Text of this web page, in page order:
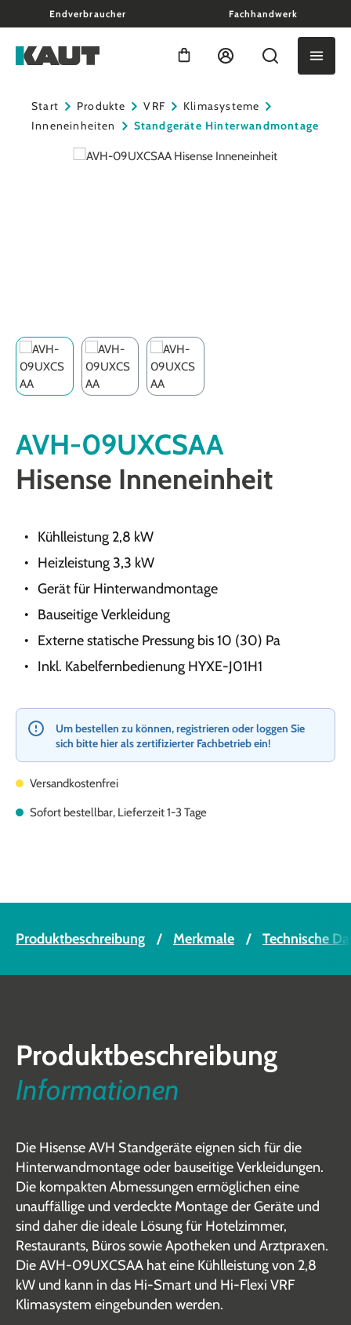
springenEndverbraucher Fachhandwerk
Warenkorb enthält 0
Start Produkte VRF
Klimasysteme
Inneneinheiten
Standgeräte Hinterwandmontage
Bildergalerie überspringen
AVH-09UXCSAA
Hisense Inneneinheit
Kühlleistung 2,8 kW
Heizleistung 3,3 kW
Gerät für Hinterwandmontage
Bauseitige Verkleidung
Externe statische Pressung bis 10 (30) Pa
Inkl. Kabelfernbedienung HYXE-J01H1
Um bestellen zu können, registrieren oder loggen Sie
sich bitte hier als zertifizierter Fachbetrieb ein!
Versandkostenfrei
Sofort bestellbar, Lieferzeit 1-3 Tage
Produktbeschreibung Merkmale Technische
Produktbeschreibung
Informationen
Die Hisense AVH Standgeräte eignen sich für die
Hinterwandmontage oder bauseitige Verkleidungen.
Die kompakten Abmessungen ermöglichen eine
unauffällige und verdeckte Montage der Geräte und
sind daher die ideale Lösung für Hotelzimmer,
Restaurants, Büros sowie Apotheken und Arztpraxen.
Die AVH-09UXCSAA hat eine Kühlleistung von 2,8
kW und kann in das Hi-Smart und Hi-Flexi VRF
Klimasystem eingebunden werden.